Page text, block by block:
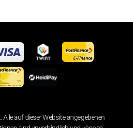
auf dieser Website angegebenen